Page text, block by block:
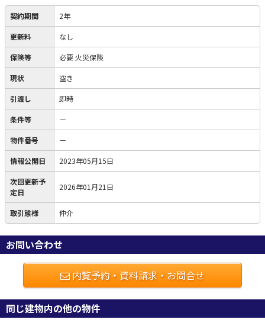
契約期間 2年
更新料 なし
保険等 必要火災保険
現状 空き
引渡し 即時
条件等 －
物件番号 －
情報公開日 2023年05月15日
次回更新予
定日
2026年01月21日
取引態様 仲介
お問い合わせ
内覧予約・資料請求・お問合せ
同じ建物内の他の物件